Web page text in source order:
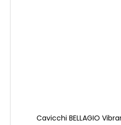
Cavicchi BELLAGIO